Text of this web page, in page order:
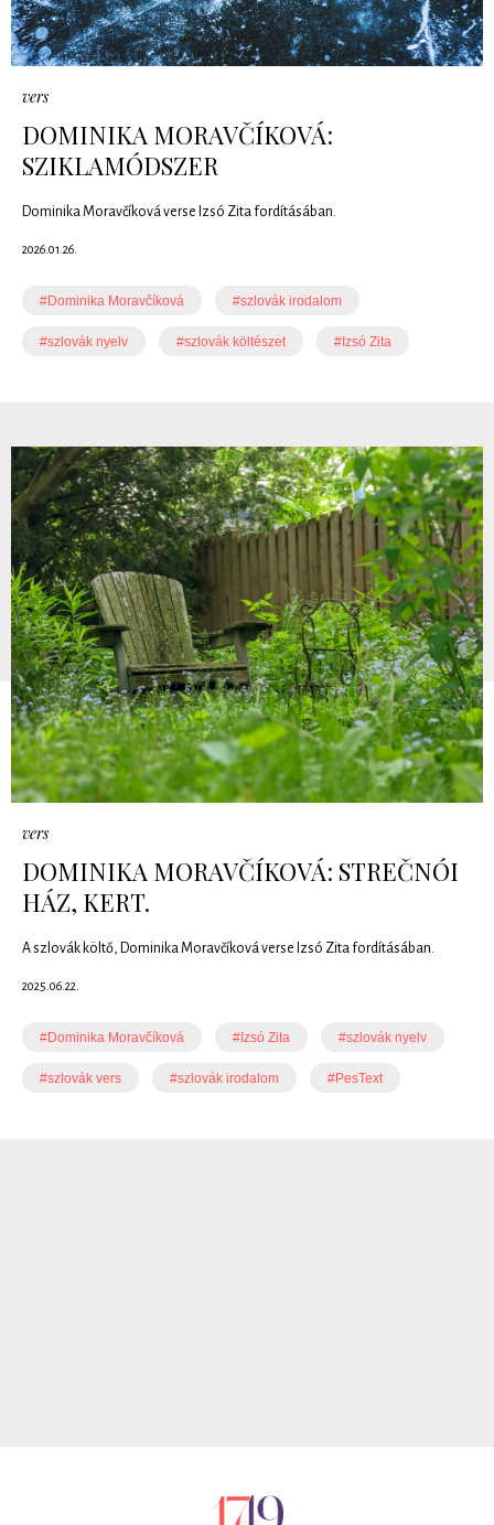
vers
DOMINIKA MORAVČÍKOVÁ:
SZIKLAMÓDSZER
Dominika Moravčíková verse Izsó Zita fordításában.
2026.01.26.
#Dominika Moravčíková #szlovák irodalom
#szlovák nyelv #szlovák költészet #Izsó Zita
vers
DOMINIKA MORAVČÍKOVÁ: STREČNÓI
HÁZ, KERT.
A szlovák költő, Dominika Moravčíková verse Izsó Zita fordításában.
2025.06.22.
#Dominika Moravčíková #Izsó Zita #szlovák nyelv
#szlovák vers #szlovák irodalom #PesText